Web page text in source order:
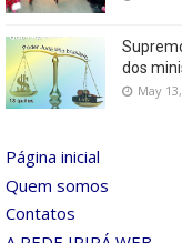
dos
May
Página inicial
Quem somos
Contatos